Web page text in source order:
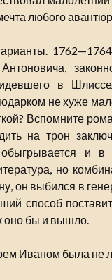
любого
в
не хуже
Вспомните
на трон
и
но
он выбился в
способ
оно бы и вышло.
Иваном была не